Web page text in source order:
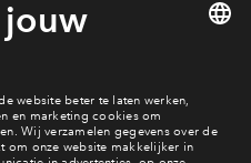
dan snel aan
het belangrijkste nieuws en
projecten